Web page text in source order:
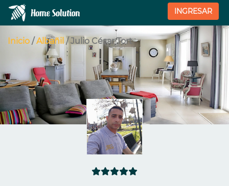
INGRESAR
Inicio /Albañil/ Julio César Tort